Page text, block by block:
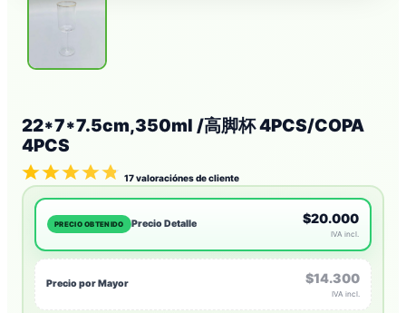
22*7*7.5cm,350ml /高脚杯 4PCS/COPA
4PCS
17valoraciónes de cliente
PRECIO OBTENIDO Precio Detalle $20.000
IVA incl.
Precio por Mayor $14.300
IVA incl.